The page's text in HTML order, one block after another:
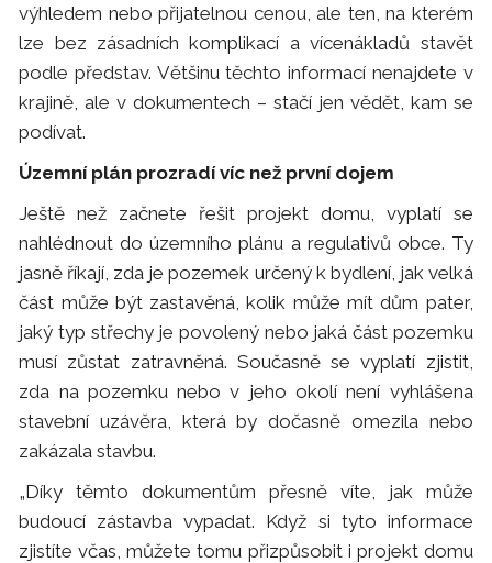
výhledem nebo přijatelnou cenou, ale ten, na kterém
lze bez zásadních komplikací a vícenákladů stavět
podle představ. Většinu těchto informací nenajdete v
krajině, ale v dokumentech – stačí jen vědět, kam se
podívat.
Územní plán prozradí víc než první dojem
Ještě než začnete řešit projekt domu, vyplatí se
nahlédnout do územního plánu a regulativů obce. Ty
jasně říkají, zda je pozemek určený k bydlení, jak velká
část může být zastavěná, kolik může mít dům pater,
jaký typ střechy je povolený nebo jaká část pozemku
musí zůstat zatravněná. Současně se vyplatí zjistit,
zda na pozemku nebo v jeho okolí není vyhlášena
stavební uzávěra, která by dočasně omezila nebo
zakázala stavbu.
„Díky těmto dokumentům přesně víte, jak může
budoucí zástavba vypadat. Když si tyto informace
zjistíte včas, můžete tomu přizpůsobit i projekt domu